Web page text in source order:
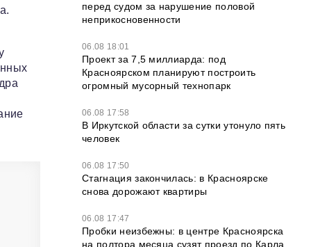
перед судом за нарушение половой
неприкосновенности
06.08 18:01
Проект за 7,5 миллиарда: под
Красноярском планируют построить
огромный мусорный технопарк
06.08 17:58
В Иркутской области за сутки утонуло пять
человек
06.08 17:50
Стагнация закончилась: в Красноярске
снова дорожают квартиры
06.08 17:47
Пробки неизбежны: в центре Красноярска
на полтора месяца сузят проезд по Карла